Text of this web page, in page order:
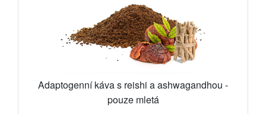
Adaptogenní káva s reishi a ashwagandhou -
pouze mletá